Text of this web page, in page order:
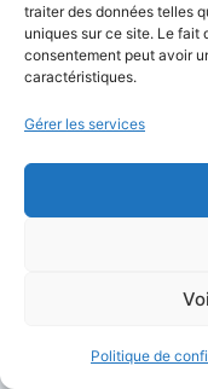
traiter des données telles
uniques sur ce site. Le fait
consentement peut avoir
caractéristiques.
Gérer les services
Politique de
quel niveau de
Sur un blog, l’IA
des résumés,
accélérer des
boutique
améliorer des
factuelles et
sensibles.